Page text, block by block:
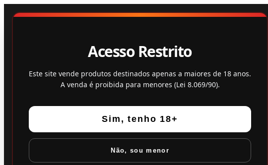
Acesso Restrito
Este site vende produtos destinados apenas a maiores de 18 anos.
A venda é proibida para menores (Lei 8.069/90).
Sim, tenho 18+
Não, sou menor